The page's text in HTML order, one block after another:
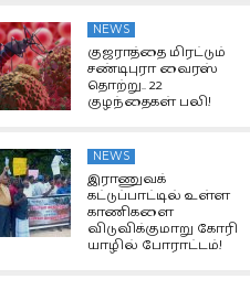
NEWS
குஜராத்தை மிரட்டும்
சண்டிபுரா வைரஸ்
தொற்று.. 22
குழந்தைகள் பலி!
NEWS
இராணுவக்
கட்டுப்பாட்டில் உள்ள
காணிகளை
விடுவிக்குமாறு கோரி
யாழில் போராட்டம்!